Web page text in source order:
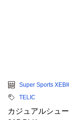
Super Sports
TELIC
カジュアルシュ